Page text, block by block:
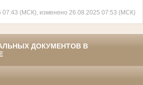
07:43 (МСК), изменено 26.08.2025 07:53 (МСК)
ДОКУМЕНТОВ В